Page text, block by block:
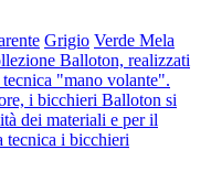
Grigio Verde Mela
Balloton, realizzati
"mano volante".
i bicchieri Balloton si
dei materiali e per il
tecnica i bicchieri